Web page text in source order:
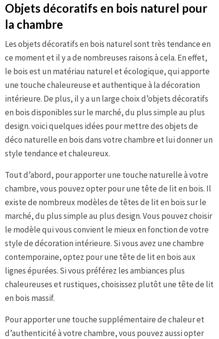
Objets décoratifs en bois naturel pour
la chambre
Les objets décoratifs en bois naturel sont très tendance en
ce moment et il y a de nombreuses raisons à cela. En effet,
le bois est un matériau naturel et écologique, qui apporte
une touche chaleureuse et authentique à la décoration
intérieure. De plus, il y a un large choix d’objets décoratifs
en bois disponibles sur le marché, du plus simple au plus
design. voici quelques idées pour mettre des objets de
déco naturelle en bois dans votre chambre et lui donner un
style tendance et chaleureux.
Tout d’abord, pour apporter une touche naturelle à votre
chambre, vous pouvez opter pour une tête de lit en bois. Il
existe de nombreux modèles de têtes de lit en bois sur le
marché, du plus simple au plus design. Vous pouvez choisir
le modèle qui vous convient le mieux en fonction de votre
style de décoration intérieure. Si vous avez une chambre
contemporaine, optez pour une tête de lit en bois aux
lignes épurées. Si vous préférez les ambiances plus
chaleureuses et rustiques, choisissez plutôt une tête de lit
en bois massif.
Pour apporter une touche supplémentaire de chaleur et
d’authenticité à votre chambre, vous pouvez aussi opter